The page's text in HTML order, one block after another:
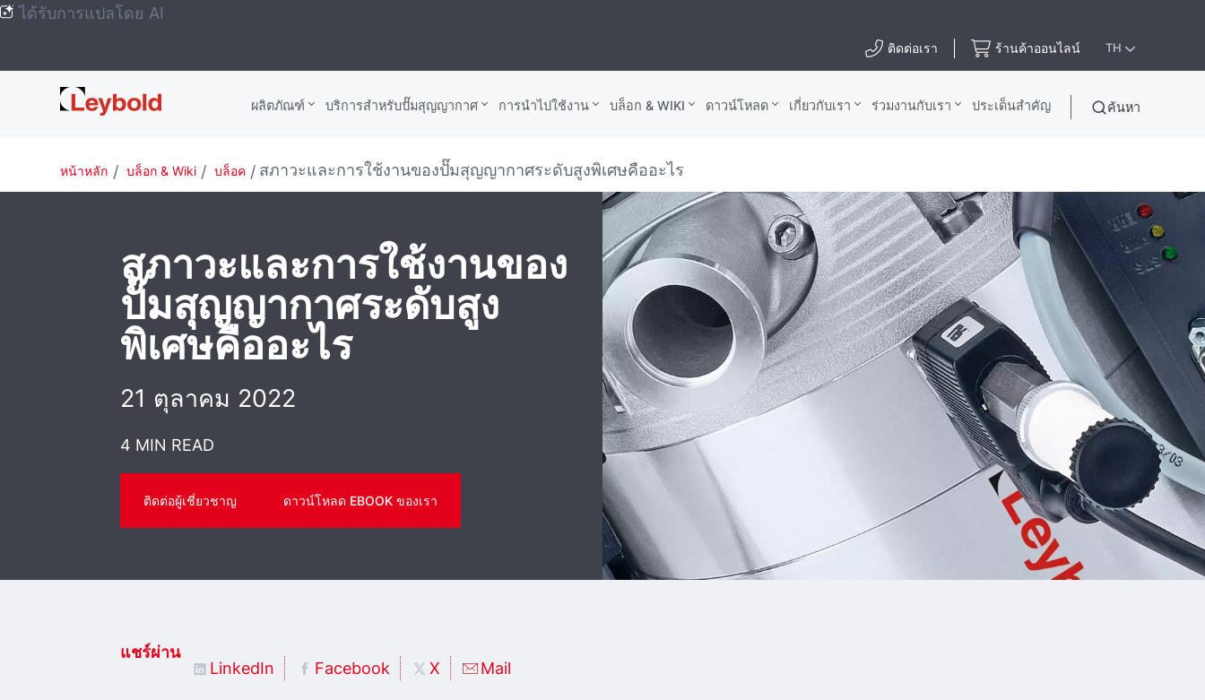
ได้รับการแปลโดย AI
ติดต่อเรา ร้านค้าออนไลน์ TH
Leybold
Global
ผลิตภัณฑ์ บริการสําหรับปั๊มสุญญากาศ การนำไปใช้งาน บล็อก & WIKI ดาวน์โหลด เกี่ยวกับเรา ร่วมงานกับเรา ประเด็นสําคัญ ค้นหา
หน้าหลัก บล็อก & Wiki บล็อค สภาวะและการใช้งานของปั๊มสุญญากาศระดับสูงพิเศษคืออะไร
สภาวะและการใช้งานของ
ปั๊มสุญญากาศระดับสูง
พิเศษคืออะไร
21 ตุลาคม 2022
4 MIN READ
ติดต่อผู้เชี่ยวชาญ ดาวน์โหลด EBOOK ของเรา
แชร์ผ่าน
LinkedIn
Facebook X Mail